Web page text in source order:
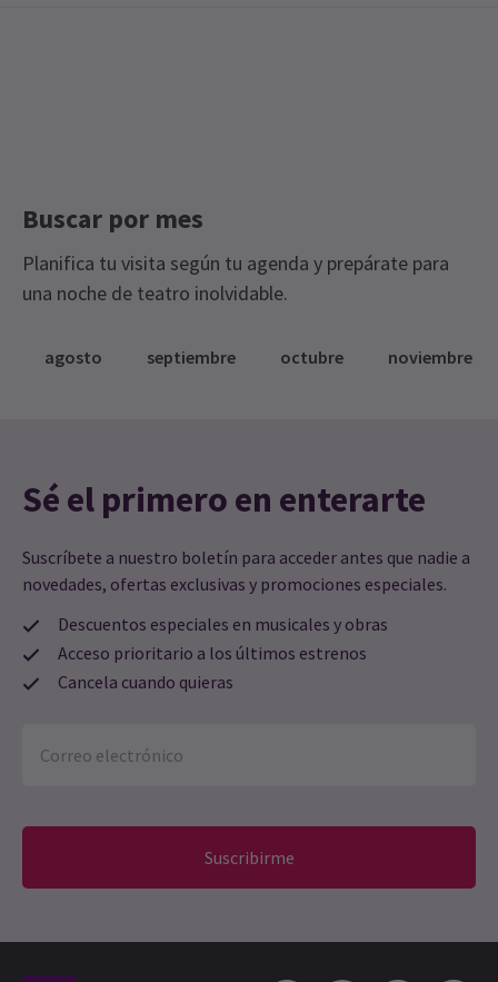
Buscar por mes
Planifica tu visita según tu agenda y prepárate para
una noche de teatro inolvidable.
agosto septiembre octubre noviembre
Sé el primero en enterarte
Suscríbete a nuestro boletín para acceder antes que nadie a
novedades, ofertas exclusivas y promociones especiales.
Descuentos especiales en musicales y obras
Acceso prioritario a los últimos estrenos
Cancela cuando quieras
Suscribirme